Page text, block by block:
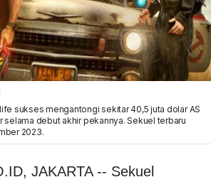
sukses mengantongi sekitar 40,5 juta dolar AS
selama debut akhir pekannya. Sekuel terbaru
2023.
JAKARTA -- Sekuel